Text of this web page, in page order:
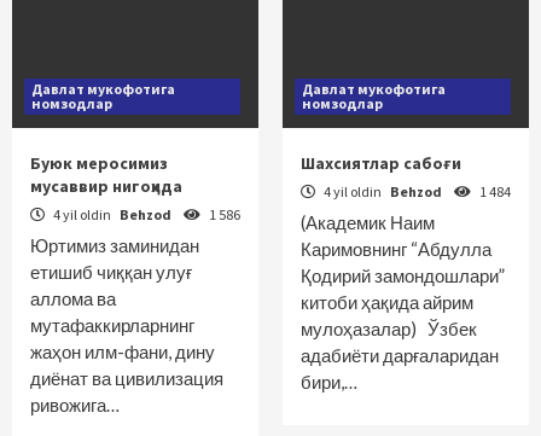
Давлат мукофотига
номзодлар
Буюк меросимиз
мусаввир нигоҳида
4 yil oldin Behzod 1 586
Юртимиз заминидан
етишиб чиққан улуғ
аллома ва
мутафаккирларнинг
жаҳон илм-фани, дину
диёнат ва цивилизация
ривожига…
Давлат мукофотига
номзодлар
Шахсиятлар сабоғи
4 yil oldin Behzod 1 484
(Академик Наим
Каримовнинг “Абдулла
Қодирий замондошлари”
китоби ҳақида айрим
мулоҳазалар) Ўзбек
адабиёти дарғаларидан
бири,…